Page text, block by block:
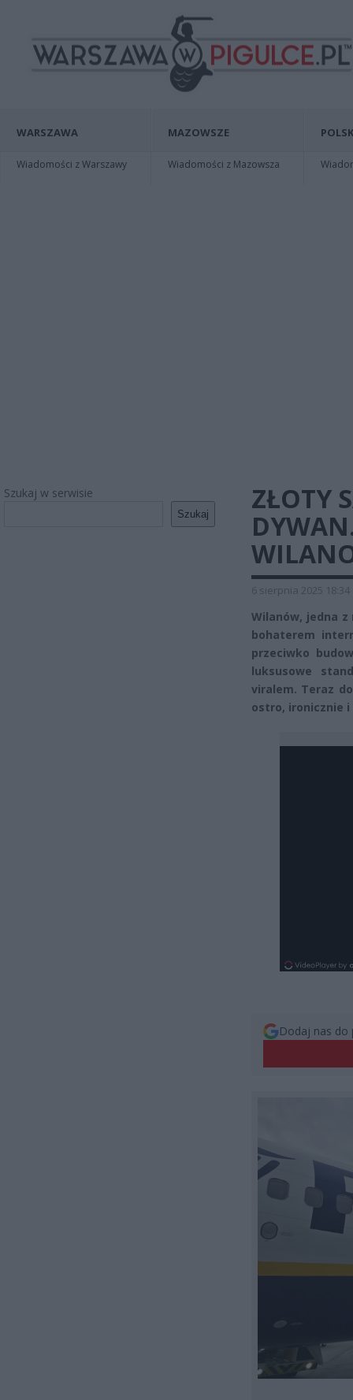
WARSZAWA
Wiadomości z Warszawy
MAZOWSZE
Wiadomości z Mazowsza
Szukaj w serwisie
Szukaj
ZŁOTY
6 sierpnia 2025 18:34
Wilanów, jedna
bohaterem
przeciwko
luksusowe
viralem. Teraz
ostro, ironicznie
Dodaj nas do